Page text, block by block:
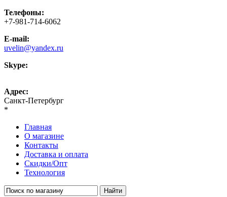
Телефоны:
+7-981-714-6062
E-mail:
uvelin@yandex.ru
Skype:
Адрес:
Санкт-Петербург
*
Главная
О магазине
Контакты
Доставка и оплата
Скидки/Опт
Технология